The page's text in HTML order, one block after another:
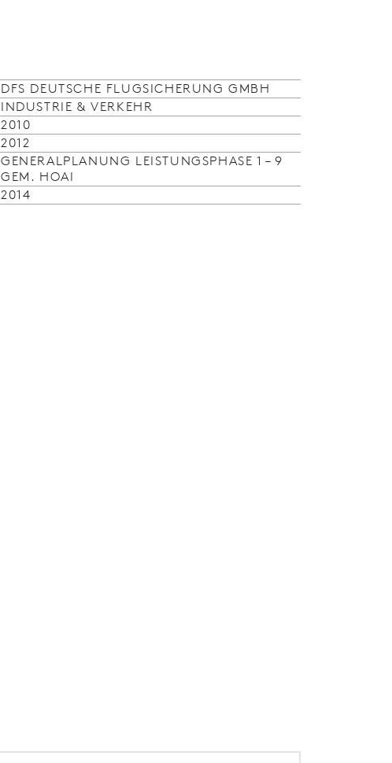
DFS DEUTSCHE FLUGSICHERUNG GMBH
INDUSTRIE & VERKEHR
2010
2012
GENERALPLANUNG LEISTUNGSPHASE 1 – 9
GEM. HOAI
2014